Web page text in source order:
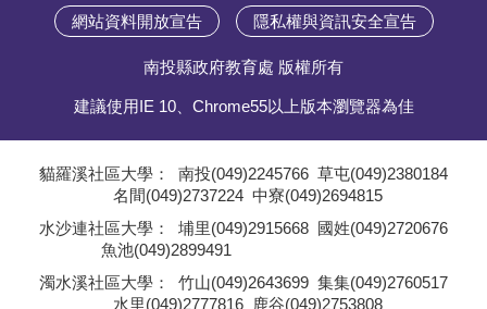
網站資料開放宣告 隱私權與資訊安全宣告
南投縣政府教育處 版權所有
建議使用IE 10、Chrome55以上版本瀏覽器為佳
貓羅溪社區大學： 南投(049)2245766 草屯(049)2380184
名間(049)2737224 中寮(049)2694815
水沙連社區大學： 埔里(049)2915668 國姓(049)2720676
魚池(049)2899491
濁水溪社區大學： 竹山(049)2643699 集集(049)2760517
水里(049)2777816 鹿谷(049)2753808